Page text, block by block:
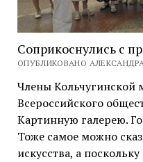
Соприкоснулись с
ОПУБЛИКОВАНО АЛЕКСАНДРА
Члены Кольчугинской
Всероссийского
Картинную галерею.
Тоже самое можно
искусства, а